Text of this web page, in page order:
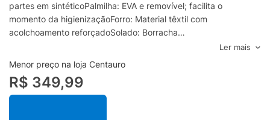
partes em sintéticoPalmilha: EVA e removível; facilita o
momento da higienizaçãoForro: Material têxtil com
acolchoamento reforçadoSolado: Borracha
antiderrapanteLingueta: Macia e acolchoadaEntressola: EVA
resistenteCor predominante: PretaIndicado para:
CorridaOrigem: ImportadaGênero: FemininoAjuste:
CadarçoPeso aproximado: 510g o par nº37
Ler mais
Menor preço na loja Centauro
R$ 349,99